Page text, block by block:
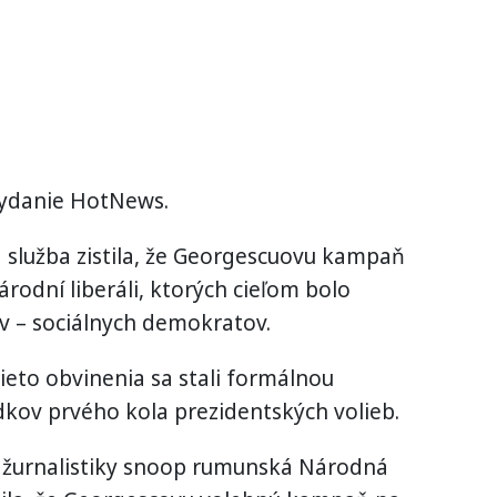
HotNews.
zistila, že Georgescuovu kampaň
liberáli, ktorých cieľom bolo
– sociálnych demokratov.
obvinenia sa stali formálnou
prvého kola prezidentských volieb.
snoop rumunská Národná